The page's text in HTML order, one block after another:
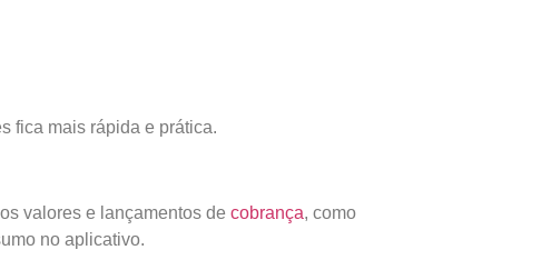
fica mais rápida e prática.
valores e lançamentos de cobrança, como
no aplicativo.